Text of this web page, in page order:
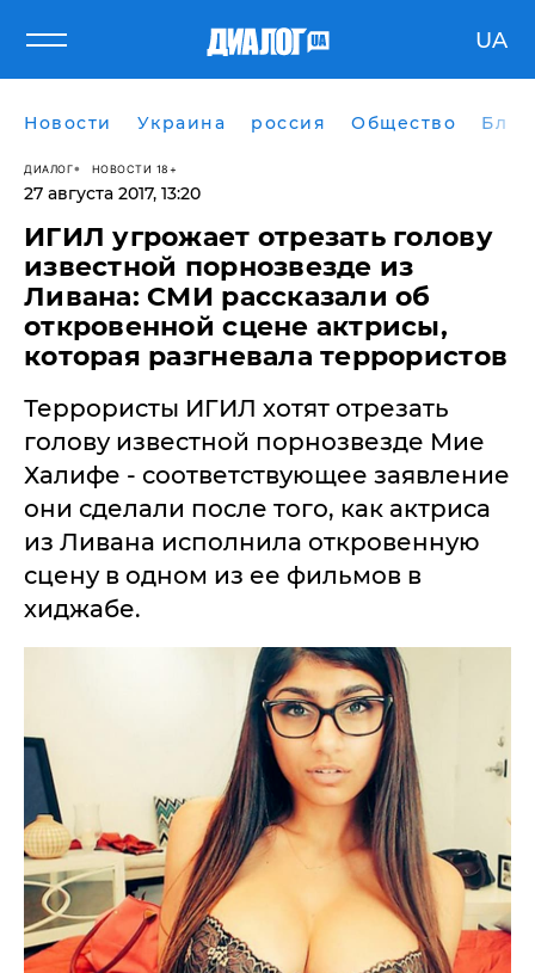
UA
Новости Украина россия Общество
ДИАЛОГ НОВОСТИ 18+
27 августа 2017, 13:20
ИГИЛ угрожает отрезать голову
известной порнозвезде из
Ливана: СМИ рассказали об
откровенной сцене актрисы,
которая разгневала террористов
​Террористы ИГИЛ хотят отрезать
голову известной порнозвезде Мие
Халифе - соответствующее заявление
они сделали после того, как актриса
из Ливана исполнила откровенную
сцену в одном из ее фильмов в
хиджабе.